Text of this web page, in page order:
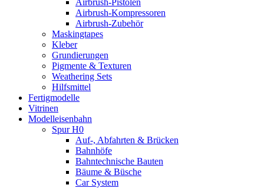
Airbrush-Pistolen
Airbrush-Kompressoren
Airbrush-Zubehör
Maskingtapes
Kleber
Grundierungen
Pigmente & Texturen
Weathering Sets
Hilfsmittel
Fertigmodelle
Vitrinen
Modelleisenbahn
Spur H0
Auf-, Abfahrten & Brücken
Bahnhöfe
Bahntechnische Bauten
Bäume & Büsche
Car System